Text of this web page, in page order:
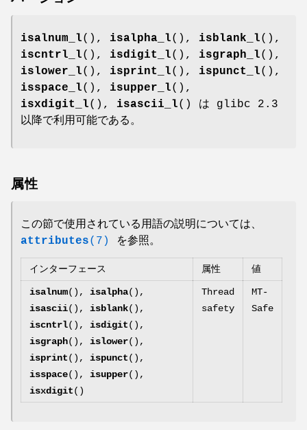
isalnum_l(), isalpha_l(), isblank_l(),
iscntrl_l(), isdigit_l(), isgraph_l(),
islower_l(), isprint_l(), ispunct_l(),
isspace_l(), isupper_l(),
isxdigit_l(), isascii_l() は glibc 2.3
以降で利用可能である。
属性
この節で使用されている用語の説明については、
attributes(7) を参照。
インターフェース 属性 値
isalnum(), isalpha(),
isascii(), isblank(),
iscntrl(), isdigit(),
isgraph(), islower(),
isprint(), ispunct(),
isspace(), isupper(),
isxdigit()
Thread
safety
MT-
Safe